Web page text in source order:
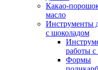
Какао-
масло
Инструменты
с шоколадом
работы
Формы